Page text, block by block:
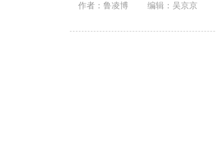
作者：鲁凌博 编辑：吴京京